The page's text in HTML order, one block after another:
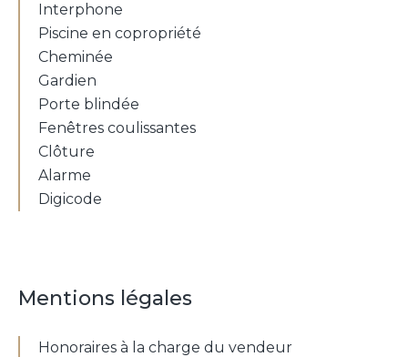
Interphone
Piscine en copropriété
Cheminée
Gardien
Porte blindée
Fenêtres coulissantes
Clôture
Alarme
Digicode
Mentions légales
Honoraires à la charge du vendeur